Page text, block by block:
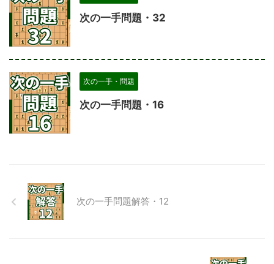
次の一手問題・32
次の一手・問題
次の一手問題・16
次の一手問題解答・12